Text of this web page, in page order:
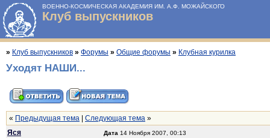
ВОЕННО-КОСМИЧЕСКАЯ АКАДЕМИЯ ИМ. А.Ф. МОЖАЙСКОГО
Клуб выпускников
» Клуб выпускников » Форумы » Общие форумы » Клубная курилка
Уходят НАШИ...
« Предыдущая тема Следующая тема »
Яся
Дата 14 Ноября 2007, 00:13